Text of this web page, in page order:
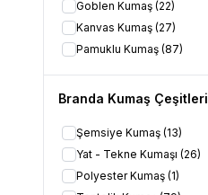
Goblen Kumaş (22)
Kanvas Kumaş (27)
Pamuklu Kumaş (87)
Branda Kumaş Çeşitleri
Şemsiye Kumaş (13)
Yat - Tekne Kumaşı (26)
Polyester Kumaş (1)